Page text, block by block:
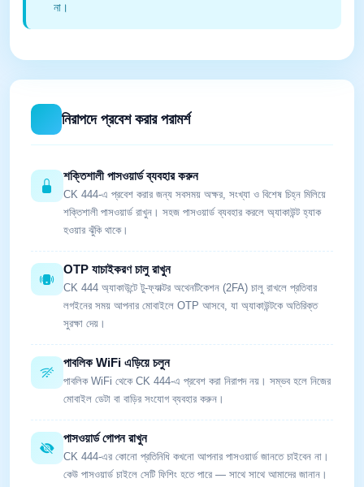
না।
নিরাপদে প্রবেশ করার পরামর্শ
শক্তিশালী পাসওয়ার্ড ব্যবহার করুন
CK 444-এ প্রবেশ করার জন্য সবসময় অক্ষর, সংখ্যা ও বিশেষ চিহ্ন মিলিয়ে
শক্তিশালী পাসওয়ার্ড রাখুন। সহজ পাসওয়ার্ড ব্যবহার করলে অ্যাকাউন্ট হ্যাক
হওয়ার ঝুঁকি থাকে।
OTP যাচাইকরণ চালু রাখুন
CK 444 অ্যাকাউন্টে টু-ফ্যাক্টর অথেনটিকেশন (2FA) চালু রাখলে প্রতিবার
লগইনের সময় আপনার মোবাইলে OTP আসবে, যা অ্যাকাউন্টকে অতিরিক্ত
সুরক্ষা দেয়।
পাবলিক WiFi এড়িয়ে চলুন
পাবলিক WiFi থেকে CK 444-এ প্রবেশ করা নিরাপদ নয়। সম্ভব হলে নিজের
মোবাইল ডেটা বা বাড়ির সংযোগ ব্যবহার করুন।
পাসওয়ার্ড গোপন রাখুন
CK 444-এর কোনো প্রতিনিধি কখনো আপনার পাসওয়ার্ড জানতে চাইবেন না।
কেউ পাসওয়ার্ড চাইলে সেটি ফিশিং হতে পারে — সাথে সাথে আমাদের জানান।